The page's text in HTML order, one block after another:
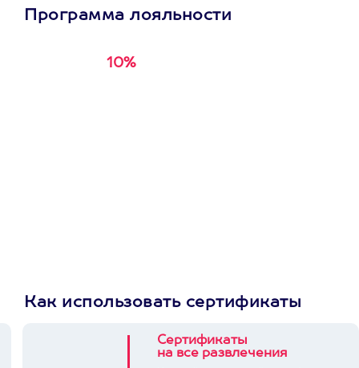
Программа лояльности
10%
Как использовать сертификаты
Сертификаты
на все развлечения